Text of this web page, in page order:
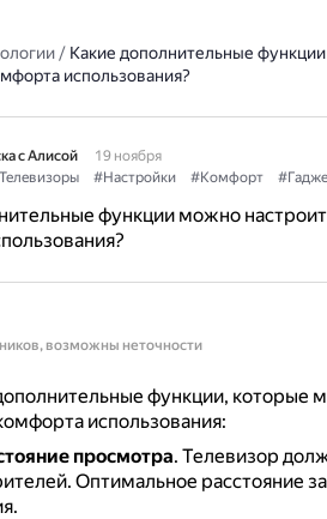
/ Какие дополнительные
использования?
с Алисой
19 ноября
#Настройки #Комфорт
функции можно
возможны неточности
функции, которые
использования:
просмотра. Телевизор
Оптимальное расстояние